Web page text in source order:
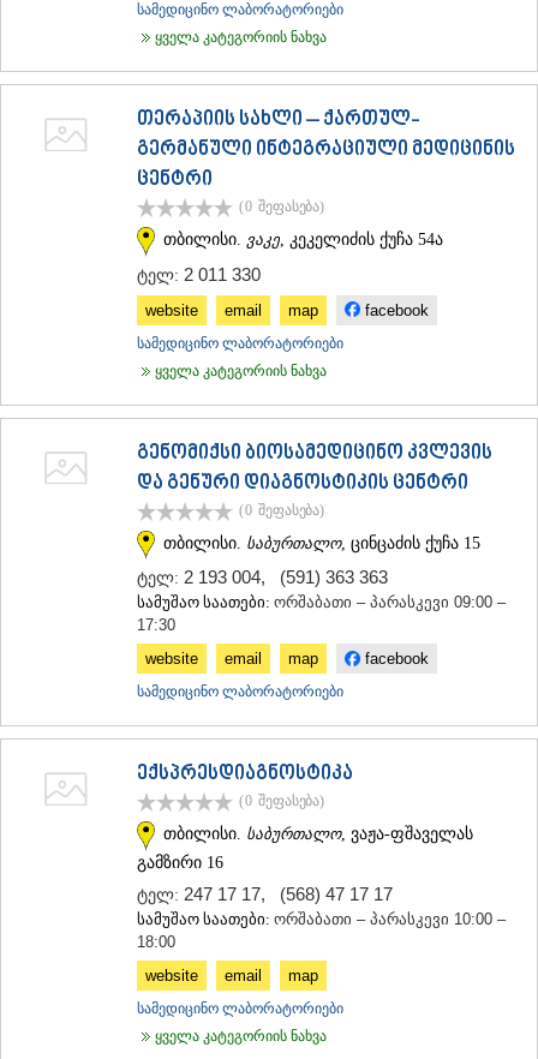
ᲐᲑᲐᲨᲐ
ᲛᲐᲠᲢᲕᲘᲚᲘ
ᲛᲔᲡᲢᲘᲐ
ᲡᲐᲛᲪᲮᲔ–ᲯᲐᲕᲐᲮᲔᲗᲘ
ᲐᲮᲐᲚᲥᲐᲚᲐᲥᲘ
ᲑᲝᲠᲯᲝᲛᲘ
ᲥᲕᲔᲛᲝ ᲥᲐᲠᲗᲚᲘ
ᲗᲔᲗᲠᲘᲬᲧᲐᲠᲝ
ᲠᲣᲡᲗᲐᲕᲘ
ᲨᲘᲓᲐ ᲥᲐᲠᲗᲚᲘ
სამედიცინო ლაბორატორიები
ყველა კატეგორიის ნახვა
თერაპიის სახლი – ქართულ-
გერმანული ინტეგრაციული მედიცინის
ცენტრი
(0 შეფასება)
თბილისი. ვაკე , კეკელიძის ქუჩა 54ა
ტელ: 2 011 330
website email map facebook
სამედიცინო ლაბორატორიები
ყველა კატეგორიის ნახვა
გენომიქსი ბიოსამედიცინო კვლევის
და გენური დიაგნოსტიკის ცენტრი
(0 შეფასება)
თბილისი. საბურთალო, ცინცაძის ქუჩა 15
ტელ: 2 193 004, (591) 363 363
სამუშაო საათები: ორშაბათი – პარასკევი 09:00 –
17:30
website
email map facebook
სამედიცინო ლაბორატორიები
ექსპრესდიაგნოსტიკა
(0 შეფასება)
თბილისი. საბურთალო, ვაჟა-ფშაველას
გამზირი 16
ტელ: 247 17 17, (568) 47 17 17
სამუშაო საათები: ორშაბათი – პარასკევი 10:00 –
18:00
website
email map
სამედიცინო ლაბორატორიები
ყველა კატეგორიის ნახვა